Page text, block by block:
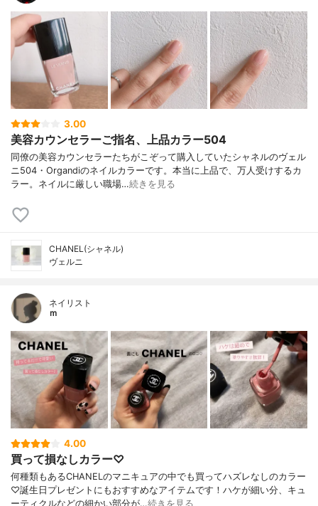
3.00
美容カウンセラーご指名、上品カラー504
同僚の美容カウンセラーたちがこぞって購入していたシャネルのヴェル
ニ504・Organdiのネイルカラーです。本当に上品で、万人受けするカ
ラー。ネイルに厳しい職場…続きを見る
CHANEL(シャネル)
ヴェルニ
ネイリスト
ｍ
4.00
買って損なしカラー♡
何種類もあるCHANELのマニキュアの中でも買ってハズレなしのカラー
♡誕生日プレゼントにもおすすめなアイテムです！ハケが細い分、キュ
ーティクルなどの細かい部分が…続きを見る